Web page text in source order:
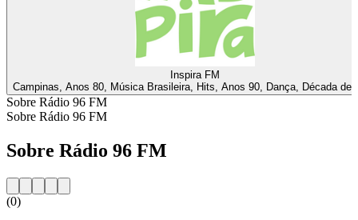
Inspira FM
Campinas, Anos 80, Música Brasileira, Hits, Anos 90, Dança, Década de
Sobre Rádio 96 FM
Sobre Rádio 96 FM
Sobre Rádio 96 FM
(0)